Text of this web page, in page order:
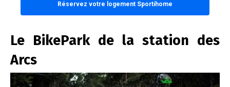
Réservez votre logement Sportihome
Le BikePark de la station des
Arcs